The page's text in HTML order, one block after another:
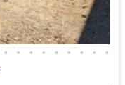
• • • • • • • • •